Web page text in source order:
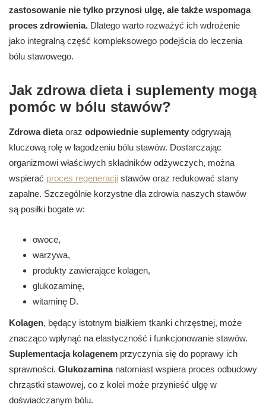
zastosowanie nie tylko przynosi ulgę, ale także wspomaga
proces zdrowienia. Dlatego warto rozważyć ich wdrożenie
jako integralną część kompleksowego podejścia do leczenia
bólu stawowego.
Jak zdrowa dieta i suplementy mogą
pomóc w bólu stawów?
Zdrowa dietaoraz odpowiednie suplementy odgrywają
kluczową rolę w łagodzeniu bólu stawów. Dostarczając
organizmowi właściwych składników odżywczych, można
wspierać proces regeneracji stawów oraz redukować stany
zapalne. Szczególnie korzystne dla zdrowia naszych stawów
są posiłki bogate w:
owoce,
warzywa,
produkty zawierające kolagen,
glukozaminę,
witaminę D.
Kolagen, będący istotnym białkiem tkanki chrzęstnej, może
znacząco wpłynąć na elastyczność i funkcjonowanie stawów.
Suplementacja kolagenem przyczynia się do poprawy ich
sprawności. Glukozaminanatomiast wspiera proces odbudowy
chrząstki stawowej, co z kolei może przynieść ulgę w
doświadczanym bólu.